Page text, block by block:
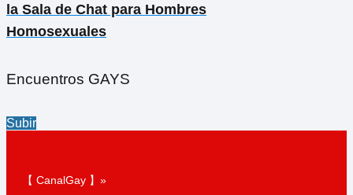
la Sala de Chat para Hombres
Homosexuales
Encuentros GAYS
Subir
【 CanalGay 】»